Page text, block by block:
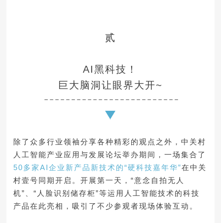
贰
AI黑科技！
巨大脑洞让眼界大开~
－－－－－－－－－－－－－－－－－－－－－－－－－
除了众多行业领袖分享各种精彩的观点之外，中关村
人工智能产业应用与发展论坛举办期间，一场集合了
50多家AI企业新产品新技术的“硬科技嘉年华”在中关
村壹号同期开启。开展第一天，“意念自拍无人
机”、“人脸识别储存柜”等运用人工智能技术的科技
产品在此亮相，吸引了不少参观者现场体验互动。